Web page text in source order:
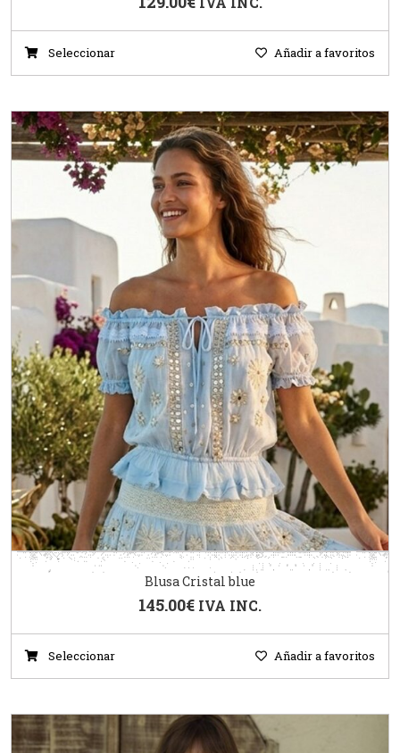
Seleccionar Añadir a favoritos
Blusa Cristal blue
145.00€ IVA INC.
Seleccionar Añadir a favoritos